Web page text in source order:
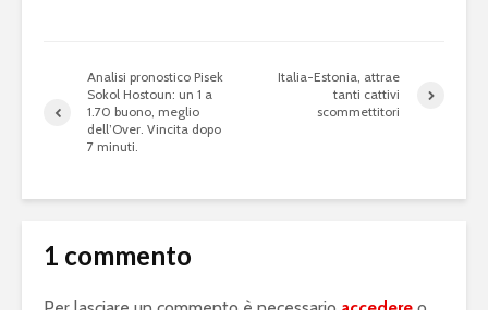
Analisi pronostico Pisek
Sokol Hostoun: un 1 a
1.70 buono, meglio
dell’Over. Vincita dopo
7 minuti.
Italia-Estonia, attrae
tanti cattivi
scommettitori
1 commento